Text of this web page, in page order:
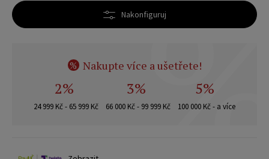
Nakonfiguruj
% Nakupte více a ušetřete!
2%
24 999 Kč - 65 999 Kč
3%
66 000 Kč - 99 999 Kč
5%
100 000 Kč - a více